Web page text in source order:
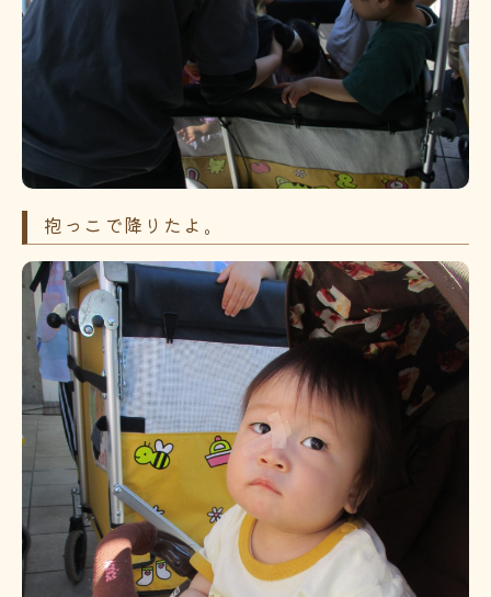
抱っこで降りたよ。